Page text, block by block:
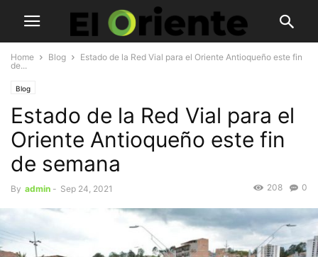
Home Blog
Estado de la Red Vial para el Oriente Antioqueño este fin
de...
Blog
Estado de la Red Vial para el
Oriente Antioqueño este fin
de semana
By admin - Sep 24, 2021 0
208